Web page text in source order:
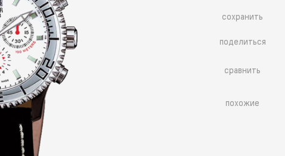
сохранить
поделиться
сравнить
похожие